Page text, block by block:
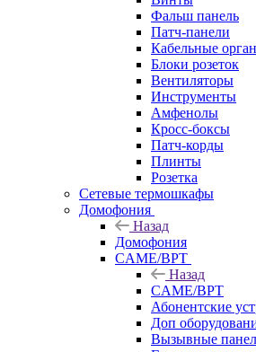
Фальш панель
Патч-панели
Кабельные
Блоки розеток
Вентиляторы
Инструменты
Амфенолы
Кросс-боксы
Патч-корды
Плинты
Розетка
Сетевые термошкафы
Домофония
Назад
Домофония
CAME/BPT
Назад
CAME/BPT
Абонентские
Доп
Вызывные